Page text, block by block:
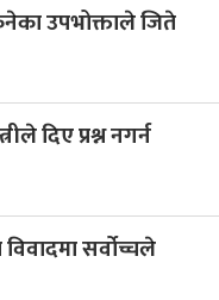
उपभोक्ताले जिते
दिए प्रश्न नगर्न
सर्वोच्चले